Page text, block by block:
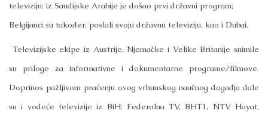
televiziju; iz Saudijske Arabije je došao prvi državni program;
Belgijanci su također, poslali svoju državnu televiziju, kao i Dubai.
Televizijske ekipe iz Austrije, Njemačke i Velike Britanije snimile
su priloge za informativne i dokumentarne programe/filmove.
Doprinos pažljivom praćenju ovog vrhunskog naučnog događja dale
su i vodeće televizije iz BiH: Federalna TV, BHT1, NTV Hayat,